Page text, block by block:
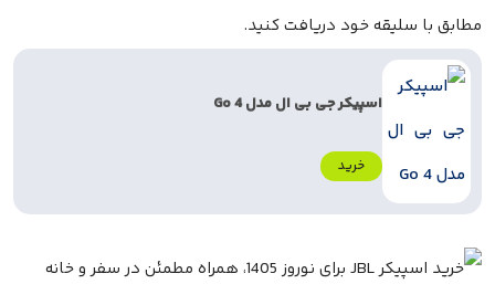
مطابق با سلیقه خود دریافت کنید.
اسپیکر جی بی ال مدل Go 4
خرید